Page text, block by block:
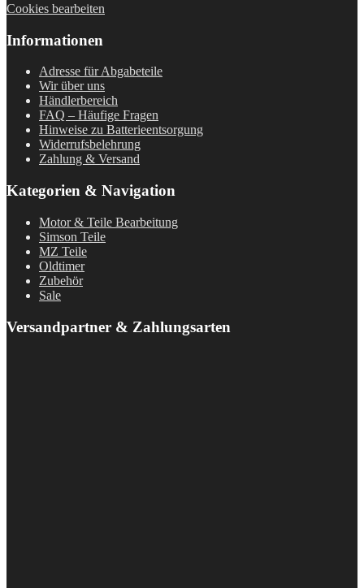
Cookies bearbeiten
Informationen
Adresse für Abgabeteile
Wir über uns
Händlerbereich
FAQ – Häufige Fragen
Hinweise zu Batterieentsorgung
Widerrufsbelehrung
Zahlung & Versand
Kategorien & Navigation
Motor & Teile Bearbeitung
Simson Teile
MZ Teile
Oldtimer
Zubehör
Sale
Versandpartner & Zahlungsarten